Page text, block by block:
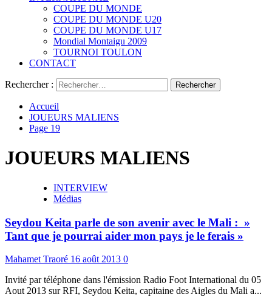
COUPE DU MONDE
COUPE DU MONDE U20
COUPE DU MONDE U17
Mondial Montaigu 2009
TOURNOI TOULON
CONTACT
Rechercher :
Accueil
JOUEURS MALIENS
Page 19
JOUEURS MALIENS
INTERVIEW
Médias
Seydou Keita parle de son avenir avec le Mali : »
Tant que je pourrai aider mon pays je le ferais »
Mahamet Traoré 16 août 2013 0
Invité par téléphone dans l'émission Radio Foot International du 05
Aout 2013 sur RFI, Seydou Keita, capitaine des Aigles du Mali a...